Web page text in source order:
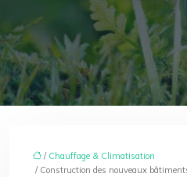
/ Chauffage & Climatisation
/ Construction des nouveaux